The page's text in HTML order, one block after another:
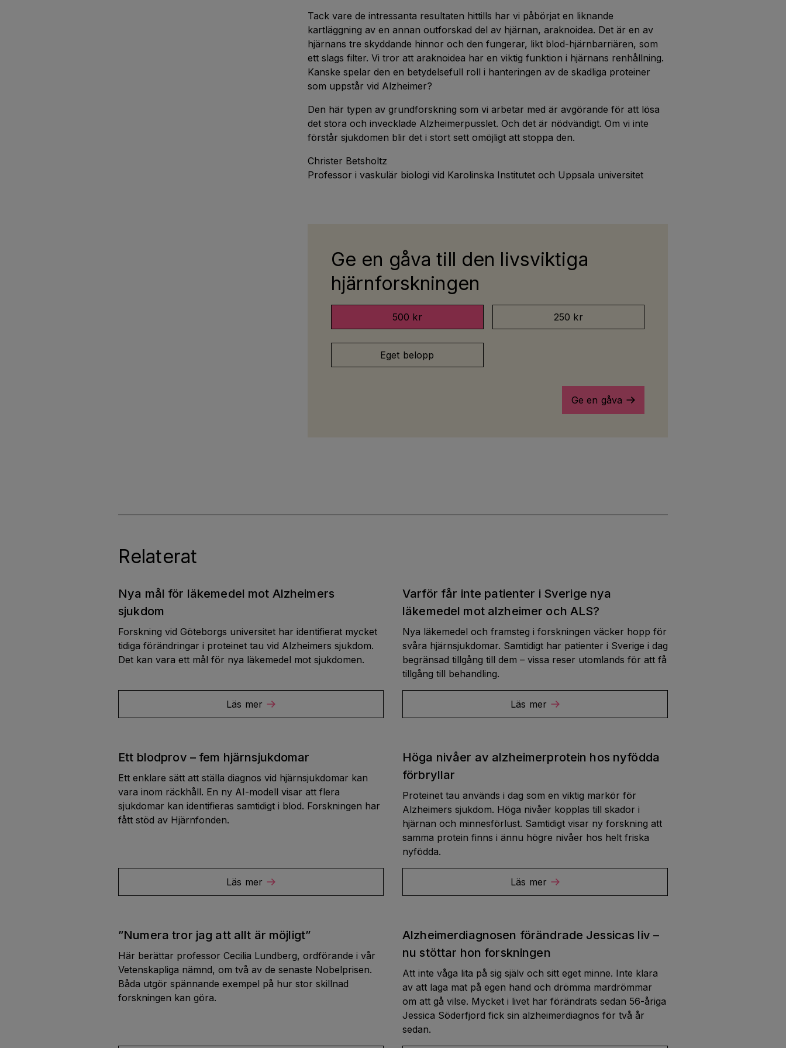
Tack vare de intressanta resultaten hittills har vi påbörjat en liknande
kartläggning av en annan outforskad del av hjärnan, araknoidea. Det är en av
hjärnans tre skyddande hinnor och den fungerar, likt blod-hjärnbarriären, som
ett slags filter. Vi tror att araknoidea har en viktig funktion i hjärnans renhållning.
Kanske spelar den en betydelsefull roll i hanteringen av de skadliga proteiner
som uppstår vid Alzheimer?
Den här typen av grundforskning som vi arbetar med är avgörande för att lösa
det stora och invecklade Alzheimerpusslet. Och det är nödvändigt. Om vi inte
förstår sjukdomen blir det i stort sett omöjligt att stoppa den.
Christer Betsholtz
Professor i vaskulär biologi vid Karolinska Institutet och Uppsala universitet
Ge en gåva till den livsviktiga
hjärnforskningen
500 kr 250 kr
Eget belopp
Ge en gåva
Relaterat
Nya mål för läkemedel mot Alzheimers
sjukdom
Forskning vid Göteborgs universitet har identifierat mycket
tidiga förändringar i proteinet tau vid Alzheimers sjukdom.
Det kan vara ett mål för nya läkemedel mot sjukdomen.
Läs mer
Varför får inte patienter i Sverige nya
läkemedel mot alzheimer och ALS?
Nya läkemedel och framsteg i forskningen väcker hopp för
svåra hjärnsjukdomar. Samtidigt har patienter i Sverige i dag
begränsad tillgång till dem – vissa reser utomlands för att få
tillgång till behandling.
Läs mer
Ett blodprov – fem hjärnsjukdomar
Ett enklare sätt att ställa diagnos vid hjärnsjukdomar kan
vara inom räckhåll. En ny AI-modell visar att flera
sjukdomar kan identifieras samtidigt i blod. Forskningen har
fått stöd av Hjärnfonden.
Läs mer
Höga nivåer av alzheimerprotein hos nyfödda
förbryllar
Proteinet tau används i dag som en viktig markör för
Alzheimers sjukdom. Höga nivåer kopplas till skador i
hjärnan och minnesförlust. Samtidigt visar ny forskning att
samma protein finns i ännu högre nivåer hos helt friska
nyfödda.
Läs mer
”Numera tror jag att allt är möjligt”
Här berättar professor Cecilia Lundberg, ordförande i vår
Vetenskapliga nämnd, om två av de senaste Nobelprisen.
Båda utgör spännande exempel på hur stor skillnad
forskningen kan göra.
Alzheimerdiagnosen förändrade Jessicas liv –
nu stöttar hon forskningen
Att inte våga lita på sig själv och sitt eget minne. Inte klara
av att laga mat på egen hand och drömma mardrömmar
om att gå vilse. Mycket i livet har förändrats sedan 56-åriga
Jessica Söderfjord fick sin alzheimerdiagnos för två år
sedan.